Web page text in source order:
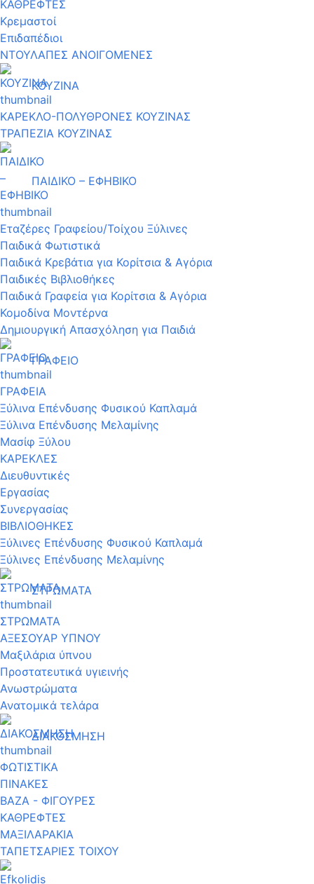
ΚΑΘΡΕΦΤΕΣ
Κρεμαστοί
Επιδαπέδιοι
ΝΤΟΥΛΑΠΕΣ ΑΝΟΙΓΟΜΕΝΕΣ
ΚΟΥΖΙΝΑ
ΚΑΡΕΚΛΟ-ΠΟΛΥΘΡΟΝΕΣ ΚΟΥΖΙΝΑΣ
ΤΡΑΠΕΖΙΑ ΚΟΥΖΙΝΑΣ
ΠΑΙΔΙΚΟ – ΕΦΗΒΙΚΟ
Εταζέρες Γραφείου/Τοίχου Ξύλινες
Παιδικά Φωτιστικά
Παιδικά Κρεβάτια για Κορίτσια & Αγόρια
Παιδικές Βιβλιοθήκες
Παιδικά Γραφεία για Κορίτσια & Αγόρια
Κομοδίνα Μοντέρνα
Δημιουργική Απασχόληση για Παιδιά
ΓΡΑΦΕΙΟ
ΓΡΑΦΕΙΑ
Ξύλινα Επένδυσης Φυσικού Καπλαμά
Ξύλινα Επένδυσης Μελαμίνης
Μασίφ Ξύλου
ΚΑΡΕΚΛΕΣ
Διευθυντικές
Εργασίας
Συνεργασίας
ΒΙΒΛΙΟΘΗΚΕΣ
Ξύλινες Επένδυσης Φυσικού Καπλαμά
Ξύλινες Επένδυσης Μελαμίνης
ΣΤΡΩΜΑΤΑ
ΣΤΡΩΜΑΤΑ
ΑΞΕΣΟΥΑΡ ΥΠΝΟΥ
Μαξιλάρια ύπνου
Προστατευτικά υγιεινής
Ανωστρώματα
Ανατομικά τελάρα
ΔΙΑΚΟΣΜΗΣΗ
ΦΩΤΙΣΤΙΚΑ
ΠΙΝΑΚΕΣ
ΒΑΖΑ - ΦΙΓΟΥΡΕΣ
ΚΑΘΡΕΦΤΕΣ
ΜΑΞΙΛΑΡΑΚΙΑ
ΤΑΠΕΤΣΑΡΙΕΣ ΤΟΙΧΟΥ